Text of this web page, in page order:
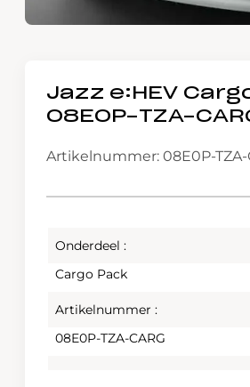
Jazz e:HEV
08E0P-TZA-
Artikelnummer: 08E0P-TZA-
Onderdeel :
Cargo Pack
Artikelnummer :
08E0P-TZA-CARG